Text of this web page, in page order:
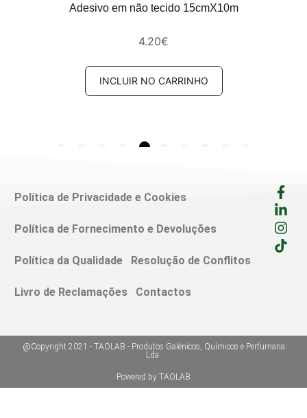
Adesivo em não tecido 15cmX10m
4.20€
INCLUIR NO CARRINHO
Política de Privacidade e Cookies
Política de Fornecimento e Devoluções
Política da Qualidade Resolução de Conflitos
Livro de Reclamações Contactos
@Copyright 2021 - TAOLAB - Produtos Galénicos, Químicos e Perfumaria
Lda.
Powered by TAOLAB